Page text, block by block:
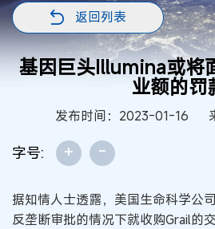
返回列表
基因巨头Illumina或将
业额的罚
发布时间：2023-01-16
字号: + -
据知情人士透露，美国生命科学公
反垄断审批的情况下就收购Grail的